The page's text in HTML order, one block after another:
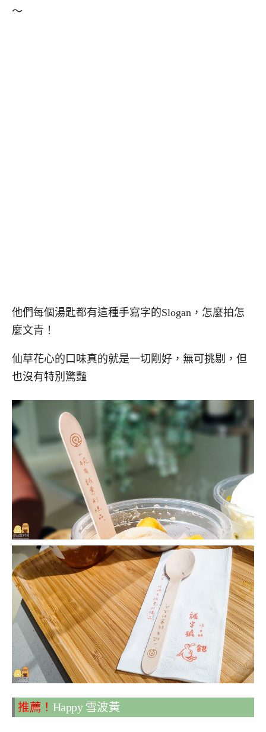
～
他們每個湯匙都有這種手寫字的Slogan，怎麼拍怎
麼文青！
仙草花心的口味真的就是一切剛好，無可挑剔，但
也沒有特別驚豔
推薦！ Happy 雪波黃